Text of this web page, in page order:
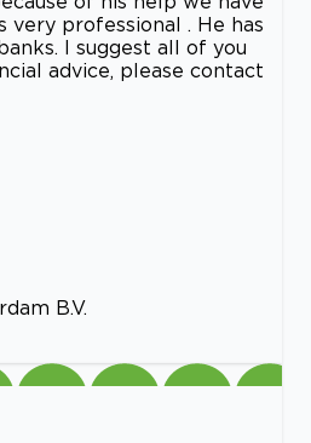
very professional . He has
I suggest all of you
advice, please contact
B.V.